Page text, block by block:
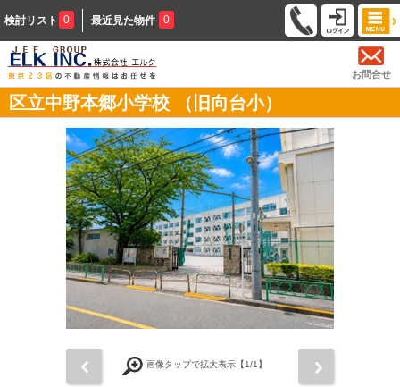
検討リスト 0 最近見た物件 0
お問合せ
区立中野本郷小学校 （旧向台小）
画像タップで拡大表示【1/1】